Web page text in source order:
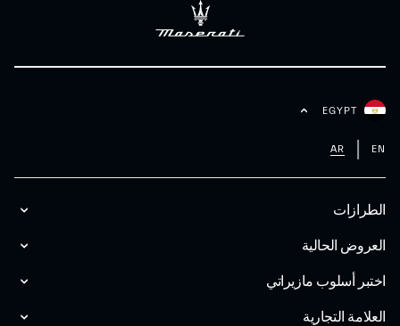
الطرازات
العروض الحالية
اختبر أسلوب مازیراتي
العلامة التجارية
EGYPT
EN
AR